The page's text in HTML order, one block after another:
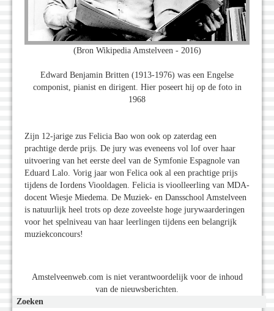
(Bron Wikipedia Amstelveen - 2016)
Edward Benjamin Britten (1913-1976) was een Engelse
componist, pianist en dirigent. Hier poseert hij op de foto in
1968
Zijn 12-jarige zus Felicia Bao won ook op zaterdag een
prachtige derde prijs. De jury was eveneens vol lof over haar
uitvoering van het eerste deel van de Symfonie Espagnole van
Eduard Lalo. Vorig jaar won Felica ook al een prachtige prijs
tijdens de Iordens Viooldagen. Felicia is vioolleerling van MDA-
docent Wiesje Miedema. De Muziek- en Dansschool Amstelveen
is natuurlijk heel trots op deze zoveelste hoge jurywaarderingen
voor het spelniveau van haar leerlingen tijdens een belangrijk
muziekconcours!
Amstelveenweb.com is niet verantwoordelijk voor de inhoud
van de nieuwsberichten.
Zoeken